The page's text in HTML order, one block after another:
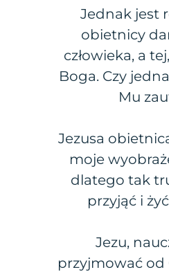
Jednak jest
obietnicy
człowieka, a
Boga. Czy
Mu
Jezusa
moje
dlatego tak
przyjąć i
Jezu,
przyjmować od